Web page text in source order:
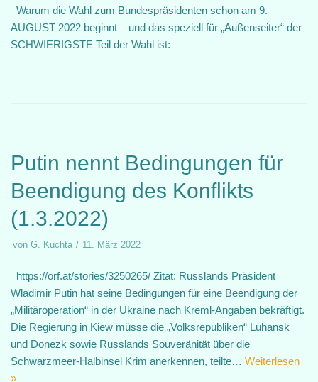
Warum die Wahl zum Bundespräsidenten schon am 9.
AUGUST 2022 beginnt – und das speziell für „Außenseiter“ der
SCHWIERIGSTE Teil der Wahl ist:
Putin nennt Bedingungen für
Beendigung des Konflikts
(1.3.2022)
von G. Kuchta 11. März 2022
https://orf.at/stories/3250265/ Zitat: Russlands Präsident
Wladimir Putin hat seine Bedingungen für eine Beendigung der
„Militäroperation“ in der Ukraine nach Kreml-Angaben bekräftigt.
Die Regierung in Kiew müsse die „Volksrepubliken“ Luhansk
und Donezk sowie Russlands Souveränität über die
Schwarzmeer-Halbinsel Krim anerkennen, teilte… Weiterlesen
»